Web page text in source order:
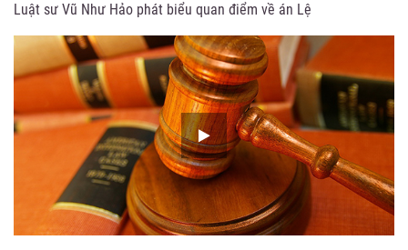
Luật sư Vũ Như Hảo phát biểu quan điểm về án Lệ